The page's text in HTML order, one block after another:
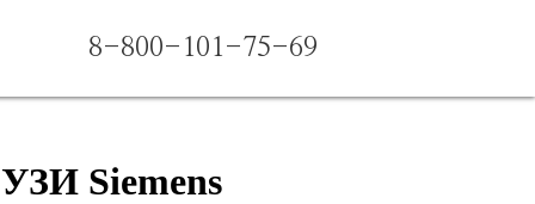
8-800-101-75-69
Siemens